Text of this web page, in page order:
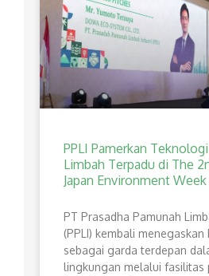
PPLI Pamerkan
Limbah Terpadu di The
Japan Environment Week
PT Prasadha Pamunah
(PPLI) kembali
sebagai garda terdepan
lingkungan melalui fasilitas